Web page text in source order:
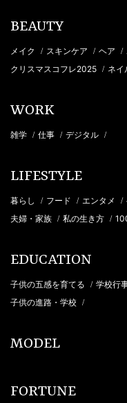
BEAUTY
メイク / スキンケア / ヘア /
クリスマスコフレ2025 / ネイ
WORK
雑学 / 仕事 / デジタル /
LIFESTYLE
暮らし / フード / エンタメ /
夫婦・家族 / 私の生き方 /
EDUCATION
子供の五感を育てる / 学校行
子供の進路・学校 /
MODEL
FORTUNE